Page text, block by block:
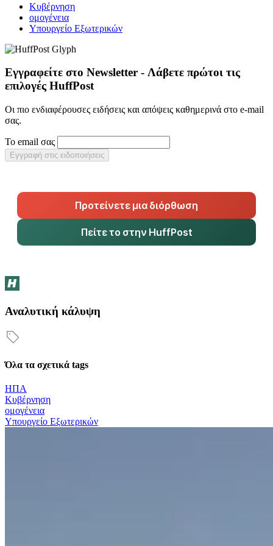
Κυβέρνηση
ομογένεια
Υπουργείο Εξωτερικών
Εγγραφείτε στο Newsletter - Λάβετε πρώτοι τις
επιλογές HuffPost
Οι πιο ενδιαφέρουσες ειδήσεις και απόψεις καθημερινά στο e-mail
σας.
Το email σας
Εγγραφή στις ειδοποιήσεις
Προτείνετε μια διόρθωση
Πείτε το στην HuffPost
Αναλυτική κάλυψη
Όλα τα σχετικά tags
ΗΠΑ
Κυβέρνηση
ομογένεια
Υπουργείο Εξωτερικών